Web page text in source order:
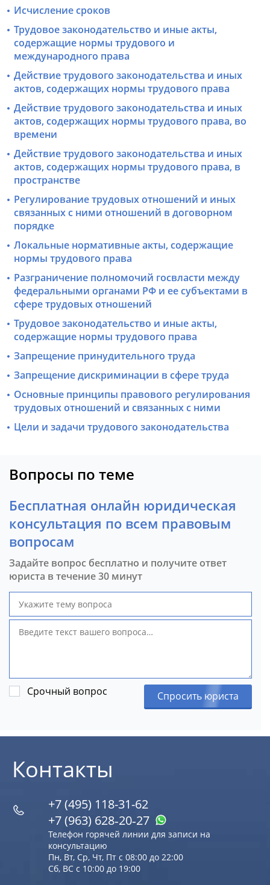
Исчисление сроков
Трудовое законодательство и иные акты,
содержащие нормы трудового и
международного права
Действие трудового законодательства и иных
актов, содержащих нормы трудового права
Действие трудового законодательства и иных
актов, содержащих нормы трудового права, во
времени
Действие трудового законодательства и иных
актов, содержащих нормы трудового права, в
пространстве
Регулирование трудовых отношений и иных
связанных с ними отношений в договорном
порядке
Локальные нормативные акты, содержащие
нормы трудового права
Разграничение полномочий госвласти между
федеральными органами РФ и ее субъектами в
сфере трудовых отношений
Трудовое законодательство и иные акты,
содержащие нормы трудового права
Запрещение принудительного труда
Запрещение дискриминации в сфере труда
Основные принципы правового регулирования
трудовых отношений и связанных с ними
Цели и задачи трудового законодательства
Вопросы по теме
Бесплатная онлайн юридическая
консультация по всем правовым
вопросам
Задайте вопрос бесплатно и получите ответ
юриста в течение 30 минут
Срочный вопрос Спросить юриста
Контакты
+7 (495) 118-31-62
+7 (963) 628‑20‑27
Телефон горячей линии для записи на
консультацию
Пн, Вт, Ср, Чт, Пт с 08:00 до 22:00
Сб, ВС с 10:00 до 19:00